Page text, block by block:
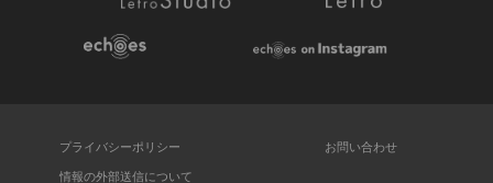
プライバシーポリシー お問い合わせ
情報の外部送信について